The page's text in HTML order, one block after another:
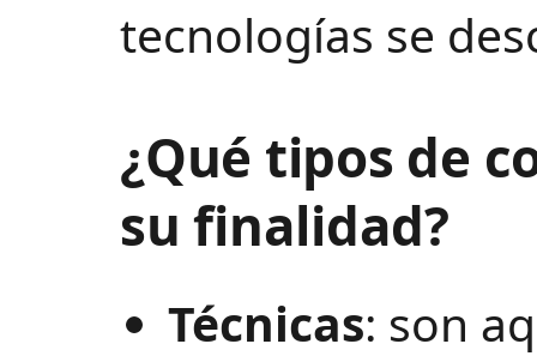
tecnologías se
¿Qué tipos de
su finalidad?
Técnicas: son